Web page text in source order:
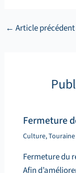
← Article précédent
Fermeture
Culture,
Fermeture du
Afin